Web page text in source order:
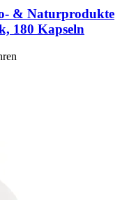
& Naturprodukte
180 Kapseln